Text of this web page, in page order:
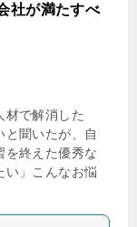
社が満たすべ
材で解消した
と聞いたが、自
を終えた優秀な
い」こんなお悩